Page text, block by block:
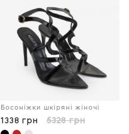
Босоніжки шкіряні жіночі
1338 грн 5328 грн